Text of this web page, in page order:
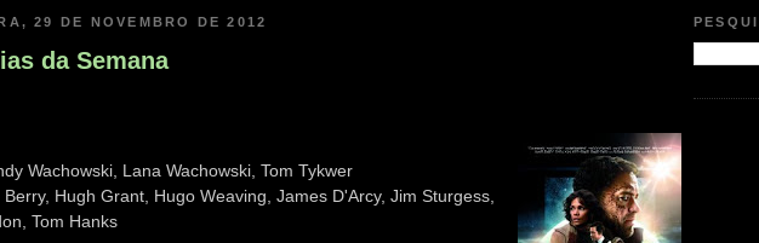
29 DE NOVEMBRO DE 2012
da Semana
Wachowski, Lana Wachowski, Tom Tykwer
Hugh Grant, Hugo Weaving, James D'Arcy, Jim Sturgess,
Tom Hanks